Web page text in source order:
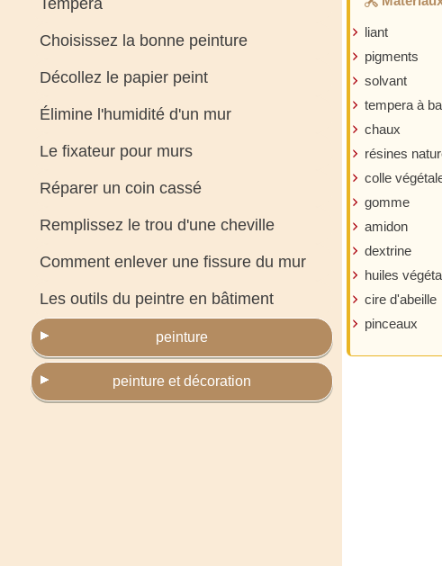
Tempera
Choisissez la bonne peinture
Décollez le papier peint
Élimine l'humidité d'un mur
Le fixateur pour murs
Réparer un coin cassé
Remplissez le trou d'une cheville
Comment enlever une fissure du mur
Les outils du peintre en bâtiment
peinture
peinture et décoration
liant
pigments
solvant
tempera à
chaux
résines
colle
gomme
amidon
dextrine
huiles
cire d'abeille
pinceaux